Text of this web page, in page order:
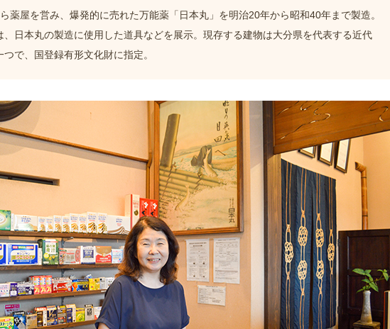
薬屋を営み、爆発的に売れた万能薬「日本丸」を明治20年から昭和40年まで製造。
、日本丸の製造に使用した道具などを展示。現存する建物は大分県を代表する近代
つで、国登録有形文化財に指定。